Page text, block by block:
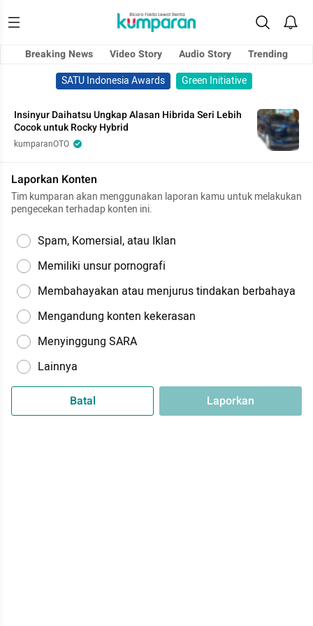
Breaking News Video Story Audio Story
Trending
SATU Indonesia Awards
Green Initiative
Insinyur Daihatsu Ungkap Alasan Hibrida Seri Lebih
Cocok untuk Rocky Hybrid
kumparanOTO
Laporkan Konten
Tim kumparan akan menggunakan laporan kamu untuk melakukan
pengecekan terhadap konten ini.
Spam, Komersial, atau Iklan
Memiliki unsur pornografi
Membahayakan atau menjurus tindakan berbahaya
Mengandung konten kekerasan
Menyinggung SARA
Lainnya
Batal Laporkan